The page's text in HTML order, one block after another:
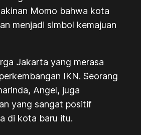
Momo bahwa kota
menjadi simbol kemajuan
Jakarta yang merasa
IKN. Seorang
Angel, juga
yang sangat positif
di kota baru itu.